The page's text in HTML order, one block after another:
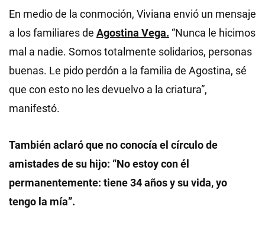
En medio de la conmoción, Viviana envió un mensaje
a los familiares de Agostina Vega. “Nunca le hicimos
mal a nadie. Somos totalmente solidarios, personas
buenas. Le pido perdón a la familia de Agostina, sé
que con esto no les devuelvo a la criatura”,
manifestó.
También aclaró que no conocía el círculo de
amistades de su hijo: “No estoy con él
permanentemente: tiene 34 años y su vida, yo
tengo la mía”.